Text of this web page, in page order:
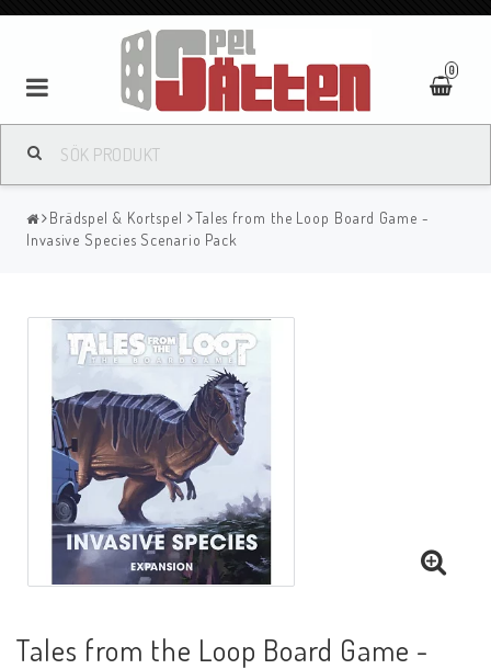
0
Brädspel & Kortspel
Tales from the Loop Board Game -
Invasive Species Scenario Pack
Tales from the Loop Board Game -